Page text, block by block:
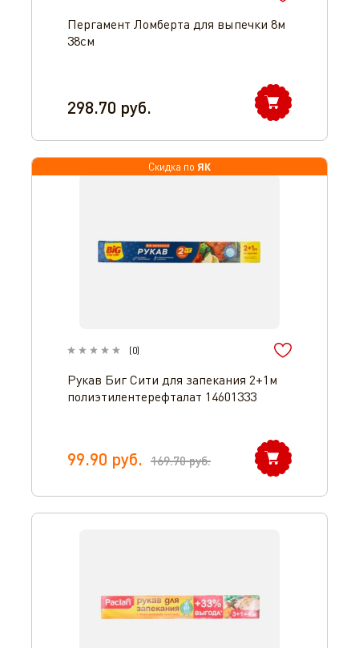
Пергамент Ломберта для выпечки 8м
38см
298.70 руб.
Скидка по ЯК
(0)
Рукав Биг Сити для запекания 2+1м
полиэтилентерефталат 14601333
99.90 руб. 169.70руб.